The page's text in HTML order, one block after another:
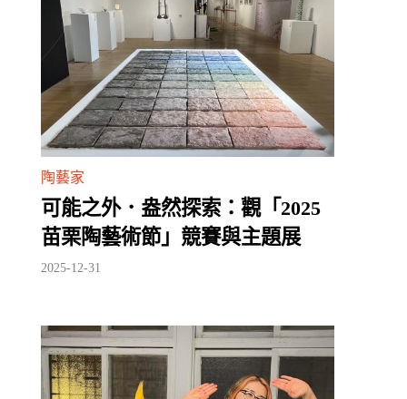
陶藝家
可能之外．盎然探索：觀「2025
苗栗陶藝術節」競賽與主題展
2025-12-31